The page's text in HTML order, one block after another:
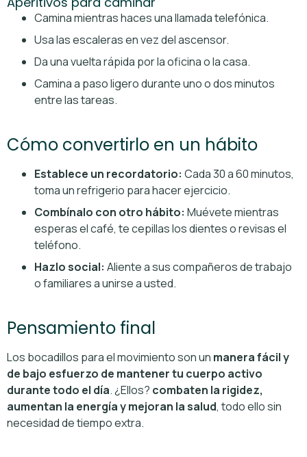
Camina mientras haces una llamada telefónica.
Usa las escaleras en vez del ascensor.
Da una vuelta rápida por la oficina o la casa.
Camina a paso ligero durante uno o dos minutos
entre las tareas.
Cómo convertirlo en un hábito
Establece un recordatorio: Cada 30 a 60 minutos,
toma un refrigerio para hacer ejercicio.
Combínalo con otro hábito: Muévete mientras
esperas el café, te cepillas los dientes o revisas el
teléfono.
Hazlo social: Aliente a sus compañeros de trabajo
o familiares a unirse a usted.
Pensamiento final
Los bocadillos para el movimiento son un manera fácil y
de bajo esfuerzo de mantener tu cuerpo activo
durante todo el día. ¿Ellos? combaten la rigidez,
aumentan la energía y mejoran la salud, todo ello sin
necesidad de tiempo extra.